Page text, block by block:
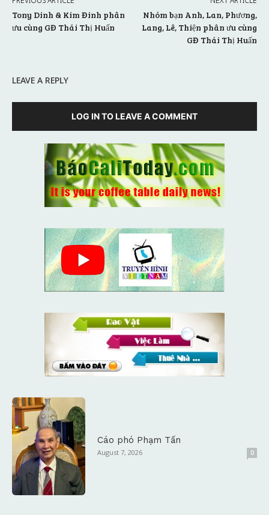
Tony Dinh & Kim Đinh phân
ưu cùng GĐ Thái Thị Huấn
Nhóm bạn Anh, Lan, Phương,
Lang, Lê, Thiện phân ưu cùng
GĐ Thái Thị Huấn
LEAVE A REPLY
LOG IN TO LEAVE A COMMENT
Cáo phó Phạm Tấn
August 7, 2026 0